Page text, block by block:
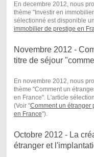
En decembre 2012, nous
thème "Investir en
sélectionné est disponible
immobilier de prestige en
Novembre 2012 -
titre de séjour
En novembre 2012, nous
thème "Comment un
en France". L'article
(Voir "Comment un étranger
en France") .
Octobre 2012 - La
étranger et